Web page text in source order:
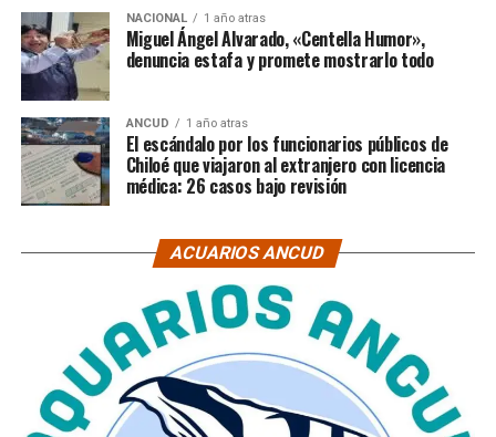
NACIONAL 1 año atras
Miguel Ángel Alvarado, «Centella Humor»,
denuncia estafa y promete mostrarlo todo
ANCUD 1 año atras
El escándalo por los funcionarios públicos de
Chiloé que viajaron al extranjero con licencia
médica: 26 casos bajo revisión
ACUARIOS ANCUD